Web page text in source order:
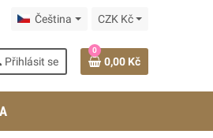
Čeština CZK Kč
Přihlásit se
0
0,00 Kč